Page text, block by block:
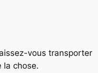
vous transporter
la chose.